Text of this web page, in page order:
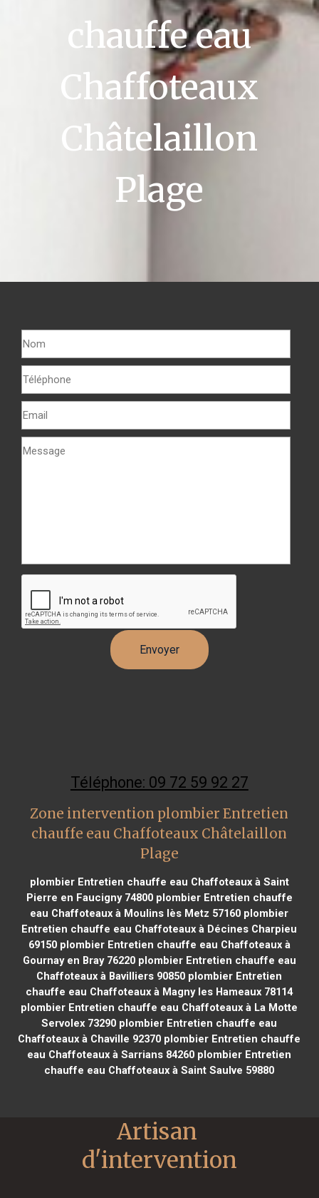
chauffe eau
Chaffoteaux
Châtelaillon
Plage
Téléphone: 09 72 59 92 27
Zone intervention plombier Entretien
chauffe eau Chaffoteaux Châtelaillon
Plage
plombier Entretien chauffe eau Chaffoteaux à Saint
Pierre en Faucigny 74800plombier Entretien chauffe
eau Chaffoteaux à Moulins lès Metz 57160 plombier
Entretien chauffe eau Chaffoteaux à Décines Charpieu
69150plombier Entretien chauffe eau Chaffoteaux à
Gournay en Bray 76220plombier Entretien chauffe eau
Chaffoteaux à Bavilliers 90850 plombier Entretien
chauffe eau Chaffoteaux à Magny les Hameaux 78114
plombier Entretien chauffe eau Chaffoteaux à La Motte
Servolex 73290 plombier Entretien chauffe eau
Chaffoteaux à Chaville 92370 plombier Entretien chauffe
eau Chaffoteaux à Sarrians 84260 plombier Entretien
chauffe eau Chaffoteaux à Saint Saulve 59880
Artisan
d'intervention